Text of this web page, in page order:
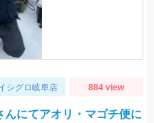
シグロ岐阜店 884 view
にてアオリ・マゴチ便に